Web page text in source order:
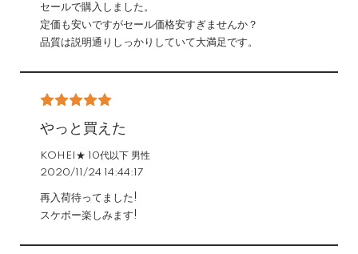
セールで購入しました。
定価も安いですがセール価格安すぎませんか？
品質は説明通りしっかりしていて大満足です。
やっと買えた
KOHEI★ 10代以下 男性
2020/11/24 14:44:17
再入荷待ってました!
スケボー楽しみます!